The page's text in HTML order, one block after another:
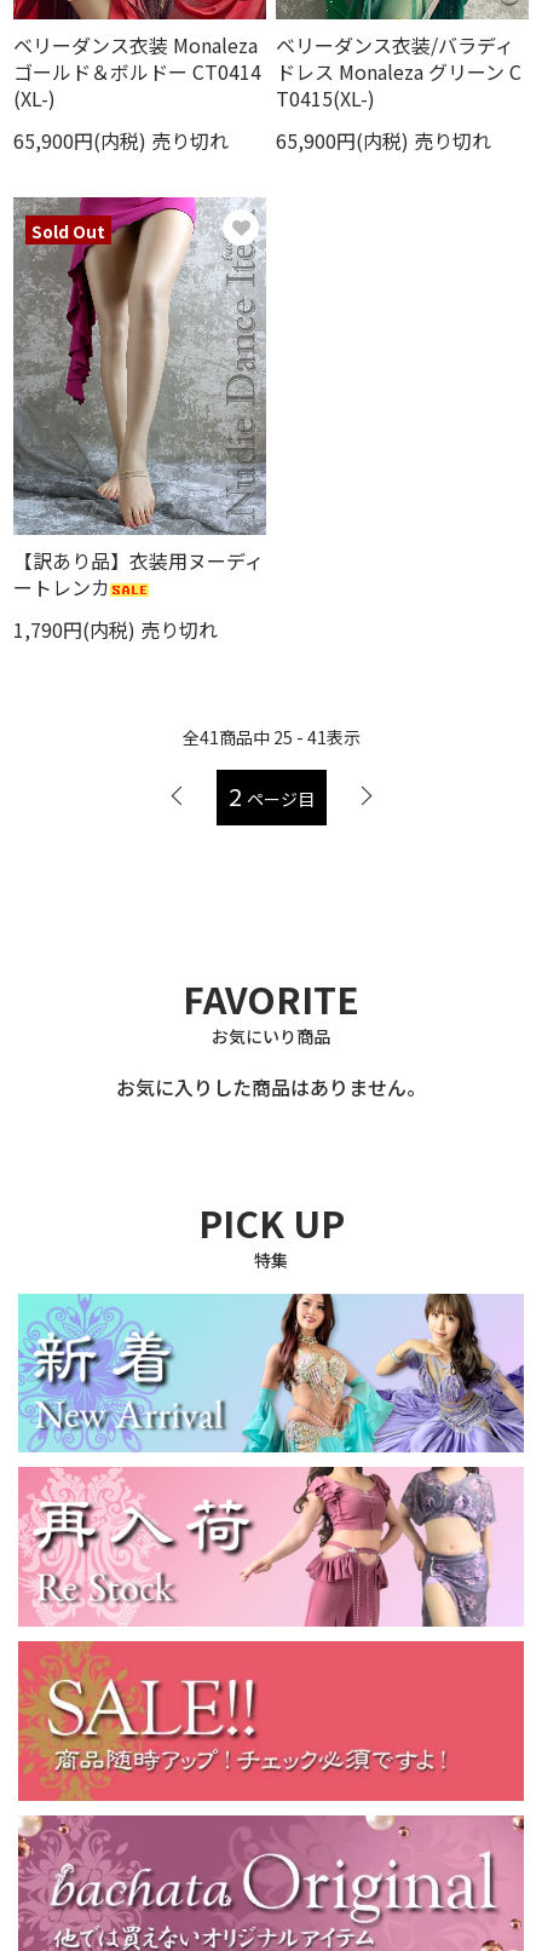
ベリーダンス衣装 Monaleza
ゴールド＆ボルドー CT0414
(XL-)
65,900円(内税) 売り切れ
ベリーダンス衣装/バラディ
ドレス Monaleza グリーン C
T0415(XL-)
65,900円(内税) 売り切れ
Sold Out
【訳あり品】衣装用ヌーディ
ートレンカ
1,790円(内税) 売り切れ
全41商品中 25 - 41表示
2 ページ目
FAVORITE
お気にいり商品
お気に入りした商品はありません。
PICK UP
特集